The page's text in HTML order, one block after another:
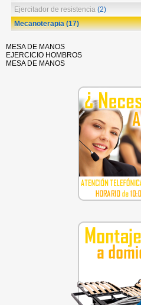
Ejercitador de resistencia (2)
Mecanoterapia(17)
MESA DE MANOS
EJERCICIO HOMBROS
MESA DE MANOS